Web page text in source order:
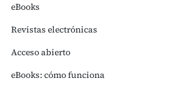
eBooks
Revistas electrónicas
Acceso abierto
eBooks: cómo funciona